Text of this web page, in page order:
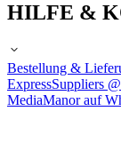
HILFE &
Bestellung &
ExpressSuppliers
MediaManor auf